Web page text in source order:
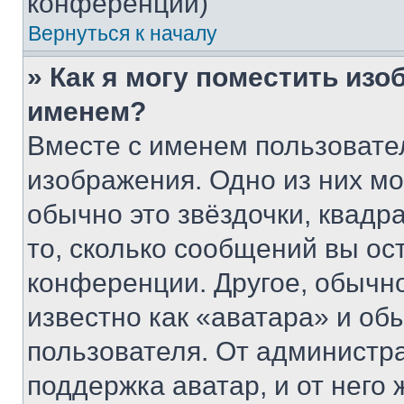
Вернуться к началу
» Как я могу поместить
именем?
Вместе с именем
изображения. Одно из них
обычно это звёздочки,
то, сколько сообщений вы
конференции. Другое,
известно как «аватара» и
пользователя. От
поддержка аватар, и от него